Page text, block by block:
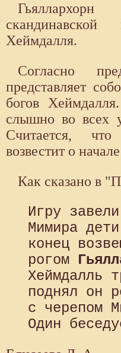
Хеймдалля.
Согласно
представляет
богов
слышно во всех
Считается, что
возвестит о
Как сказано в
Игру завели
Мимира
конец
рогом
Хеймдалль
поднял он
с черепом